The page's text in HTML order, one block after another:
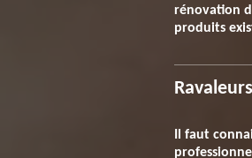
rénovation
produits
Il faut